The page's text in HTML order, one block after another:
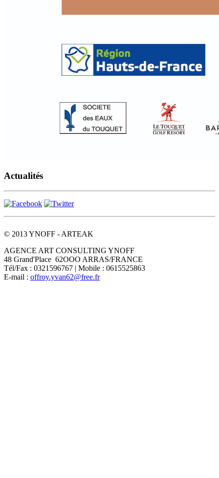
Actualités
© 2013 YNOFF - ARTEAK
AGENCE ART CONSULTING YNOFF
48 Grand'Place 62OOO ARRAS/FRANCE
Tél/Fax : 0321596767 | Mobile : 0615525863
E-mail : offroy.yvan62@free.fr